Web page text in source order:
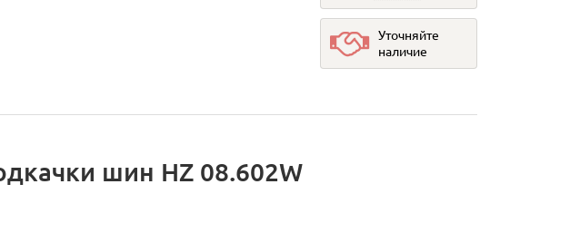
Уточняйте
наличие
шин HZ 08.602W